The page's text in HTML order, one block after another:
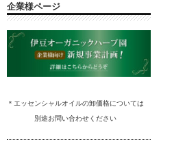
企業様ページ
＊エッセンシャルオイルの卸価格については
別途お問い合わせください